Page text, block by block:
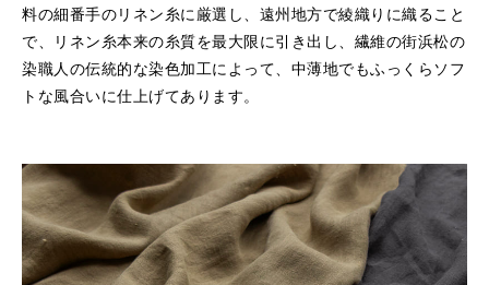
料の細番手のリネン糸に厳選し、遠州地方で綾織りに織ること
で、リネン糸本来の糸質を最大限に引き出し、繊維の街浜松の
染職人の伝統的な染色加工によって、中薄地でもふっくらソフ
トな風合いに仕上げてあります。